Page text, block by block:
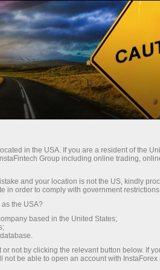
आपको वास्तविक
स्प्रेड्स और
व इंडेक्स ट्रेडिंग के लिए
in the USA. If you are a resident of the
Group including online trading,
and your location is not the US, kindly
in order to comply with government
the USA?
based in the United States;
not by clicking the relevant button below. If
be able to open an account with InstaForex